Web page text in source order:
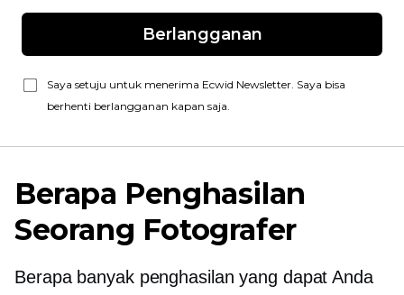
Berlangganan
Saya setuju untuk menerima Ecwid Newsletter. Saya bisa
berhenti berlangganan kapan saja.
Berapa Penghasilan
Seorang Fotografer
Berapa banyak penghasilan yang dapat Anda